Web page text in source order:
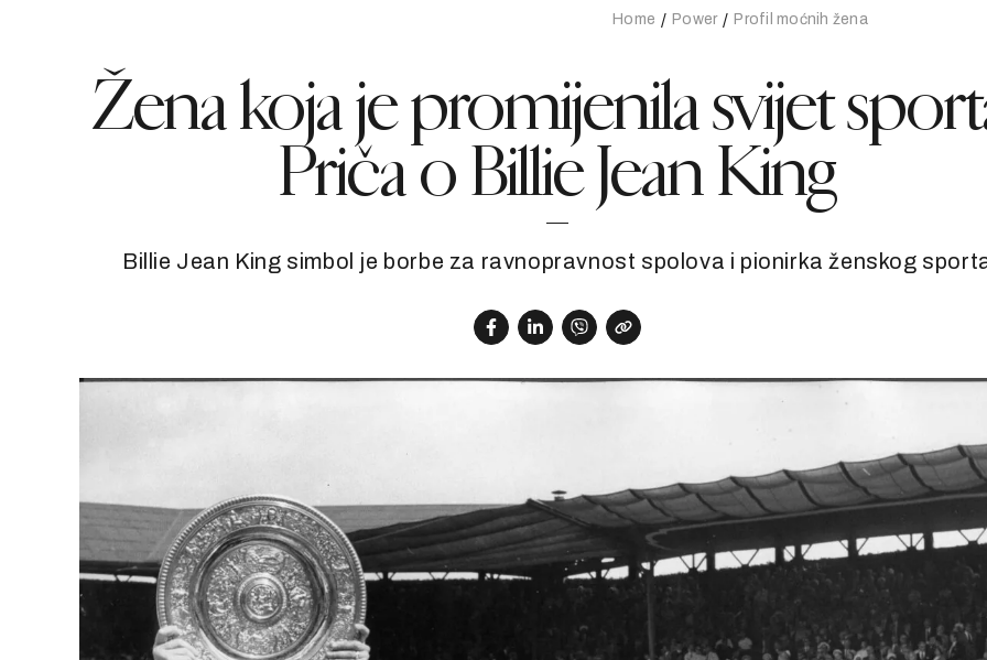
Home Power Profil moćnih žena
Žena koja je promijenila svijet
Priča o Billie Jean King
Billie Jean King simbol je borbe za ravnopravnost spolova i pionirka ženskog